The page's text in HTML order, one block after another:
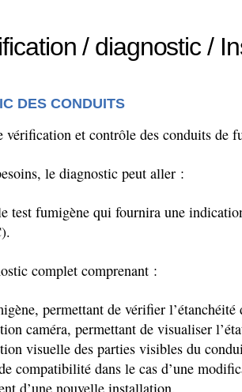
/ diagnostic /
DES CONDUITS
vérification et contrôle des conduits de
le diagnostic peut aller :
test fumigène qui fournira une
complet comprenant :
permettant de vérifier l’étanchéité
caméra, permettant de visualiser
visuelle des parties visibles du
compatibilité dans le cas d’une
d’une nouvelle installation.